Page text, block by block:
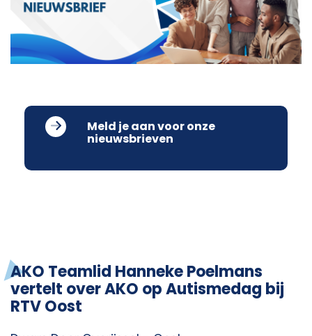
Meld je aan voor onze
nieuwsbrieven
AKO Teamlid Hanneke Poelmans
vertelt over AKO op Autismedag bij
RTV Oost